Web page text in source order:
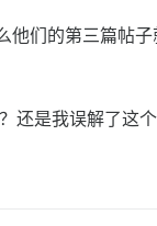
他们的第三篇帖子
还是我误解了这个